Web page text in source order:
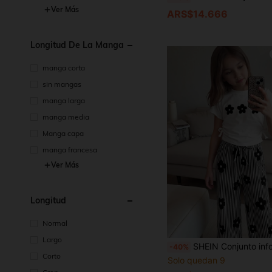
Ver Más
Longitud De La Manga
manga corta
sin mangas
manga larga
manga media
Manga capa
manga francesa
Ver Más
Longitud
Normal
Largo
Corto
ARS$14.666
-40% SHEIN Conjunto informal de niña con camiseta de manga corta con estampado de margaritas blancas y pantalones anchos de pierna con estampado floral a rayas para el verano, conjunto de dos piezas con top corto de margaritas y pantalones palazzo a rayas, conjunto adorable de niña preadolescente con camiseta de estampado floral blanco y negro y
Solo quedan 9